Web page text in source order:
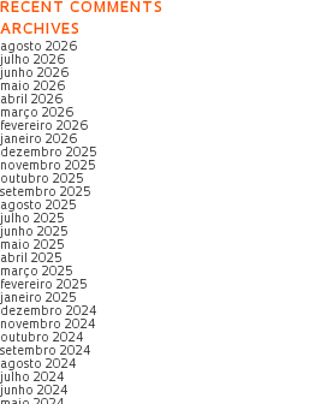
RECENT COMMENTS
ARCHIVES
agosto 2026
julho 2026
junho 2026
maio 2026
abril 2026
março 2026
fevereiro 2026
janeiro 2026
dezembro 2025
novembro 2025
outubro 2025
setembro 2025
agosto 2025
julho 2025
junho 2025
maio 2025
abril 2025
março 2025
fevereiro 2025
janeiro 2025
dezembro 2024
novembro 2024
outubro 2024
setembro 2024
agosto 2024
julho 2024
junho 2024